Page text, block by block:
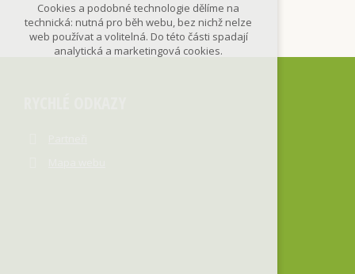
Odmítnout vše
Cookies a podobné technologie dělíme na
technická: nutná pro běh webu, bez nichž nelze
web používat a volitelná. Do této části spadají
analytická a marketingová cookies.